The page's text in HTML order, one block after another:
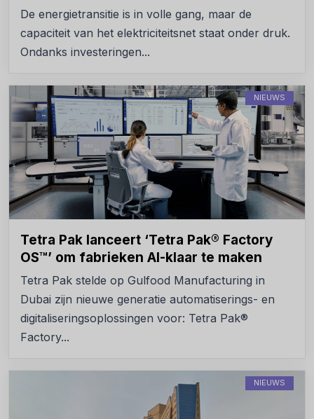
De energietransitie is in volle gang, maar de
capaciteit van het elektriciteitsnet staat onder druk.
Ondanks investeringen...
NIEUWS
Tetra Pak lanceert ‘Tetra Pak® Factory
OS™’ om fabrieken AI-klaar te maken
Tetra Pak stelde op Gulfood Manufacturing in
Dubai zijn nieuwe generatie automatiserings- en
digitaliseringsoplossingen voor: Tetra Pak®
Factory...
NIEUWS